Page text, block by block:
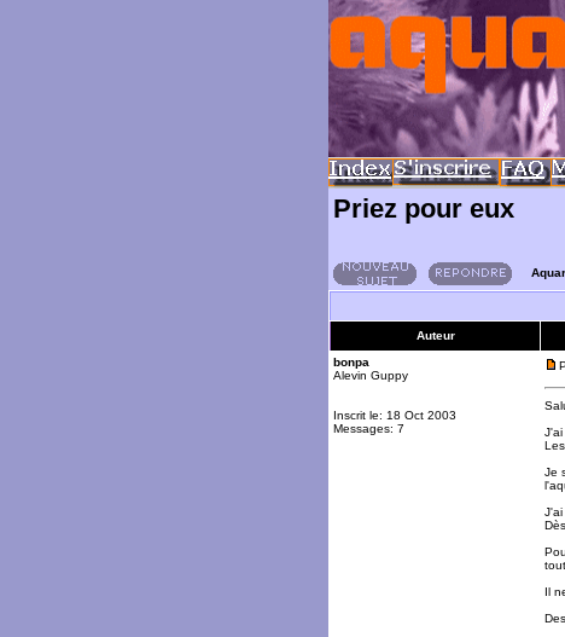
Priez pour eux
Auteur
bonpa
Alevin Guppy
Inscrit le: 18 Oct 2003
Messages: 7
J'ai
Je
Il